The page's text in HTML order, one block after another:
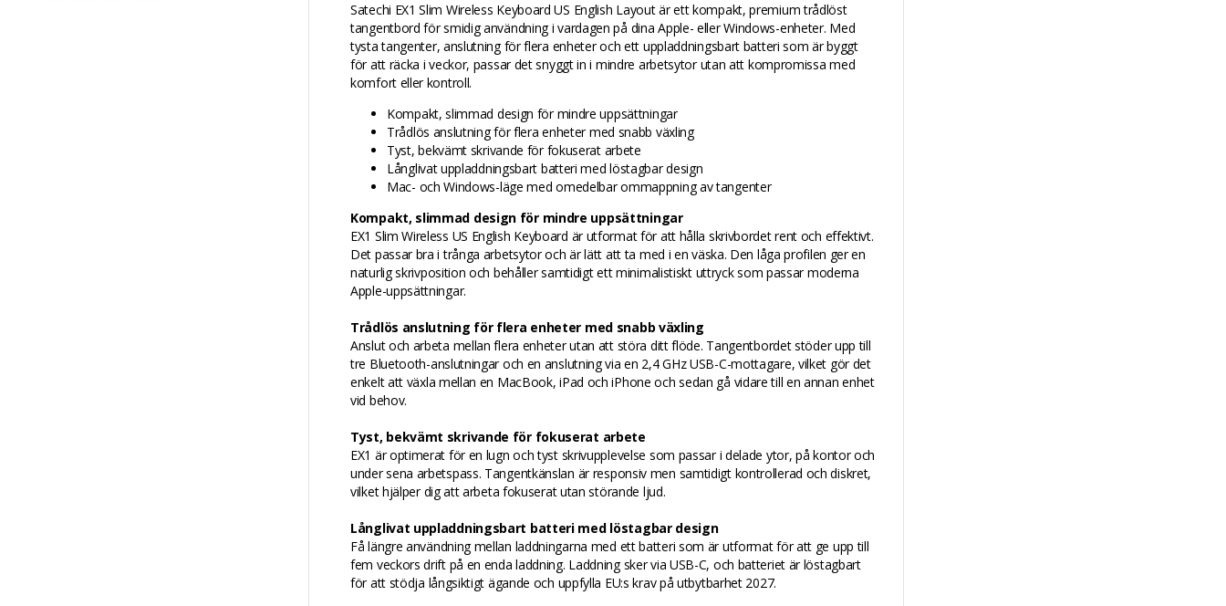
Satechi EX1 Slim Wireless Keyboard US English Layout är ett kompakt, premium trådlöst
tangentbord för smidig användning i vardagen på dina Apple- eller Windows-enheter. Med
tysta tangenter, anslutning för flera enheter och ett uppladdningsbart batteri som är byggt
för att räcka i veckor, passar det snyggt in i mindre arbetsytor utan att kompromissa med
komfort eller kontroll.
Kompakt, slimmad design för mindre uppsättningar
Trådlös anslutning för flera enheter med snabb växling
Tyst, bekvämt skrivande för fokuserat arbete
Långlivat uppladdningsbart batteri med löstagbar design
Mac- och Windows-läge med omedelbar ommappning av tangenter
Kompakt, slimmad design för mindre uppsättningar
EX1 Slim Wireless US English Keyboard är utformat för att hålla skrivbordet rent och effektivt.
Det passar bra i trånga arbetsytor och är lätt att ta med i en väska. Den låga profilen ger en
naturlig skrivposition och behåller samtidigt ett minimalistiskt uttryck som passar moderna
Apple-uppsättningar.
Trådlös anslutning för flera enheter med snabb växling
Anslut och arbeta mellan flera enheter utan att störa ditt flöde. Tangentbordet stöder upp till
tre Bluetooth-anslutningar och en anslutning via en 2,4 GHz USB-C-mottagare, vilket gör det
enkelt att växla mellan en MacBook, iPad och iPhone och sedan gå vidare till en annan enhet
vid behov.
Tyst, bekvämt skrivande för fokuserat arbete
EX1 är optimerat för en lugn och tyst skrivupplevelse som passar i delade ytor, på kontor och
under sena arbetspass. Tangentkänslan är responsiv men samtidigt kontrollerad och diskret,
vilket hjälper dig att arbeta fokuserat utan störande ljud.
Långlivat uppladdningsbart batteri med löstagbar design
Få längre användning mellan laddningarna med ett batteri som är utformat för att ge upp till
fem veckors drift på en enda laddning. Laddning sker via USB-C, och batteriet är löstagbart
för att stödja långsiktigt ägande och uppfylla EU:s krav på utbytbarhet 2027.